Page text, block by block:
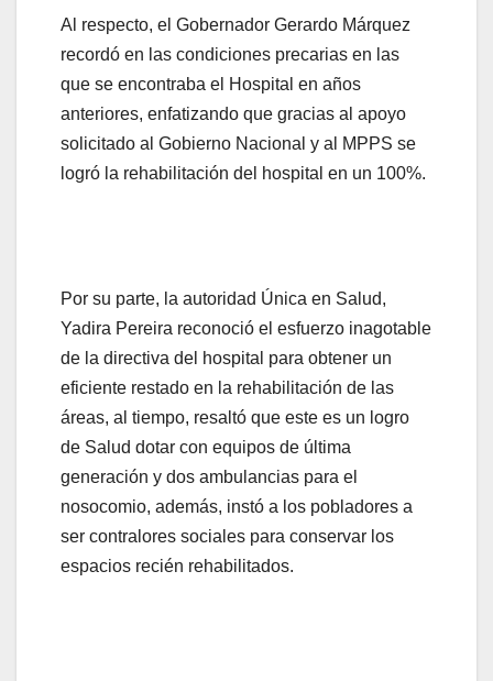
Al respecto, el Gobernador Gerardo Márquez
recordó en las condiciones precarias en las
que se encontraba el Hospital en años
anteriores, enfatizando que gracias al apoyo
solicitado al Gobierno Nacional y al MPPS se
logró la rehabilitación del hospital en un 100%.
Por su parte, la autoridad Única en Salud,
Yadira Pereira reconoció el esfuerzo inagotable
de la directiva del hospital para obtener un
eficiente restado en la rehabilitación de las
áreas, al tiempo, resaltó que este es un logro
de Salud dotar con equipos de última
generación y dos ambulancias para el
nosocomio, además, instó a los pobladores a
ser contralores sociales para conservar los
espacios recién rehabilitados.